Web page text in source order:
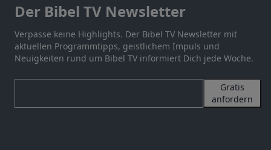
Der Bibel TV Newsletter
Verpasse keine Highlights. Der Bibel TV Newsletter mit
aktuellen Programmtipps, geistlichem Impuls und
Neuigkeiten rund um Bibel TV informiert Dich jede Woche.
Gratis
anfordern